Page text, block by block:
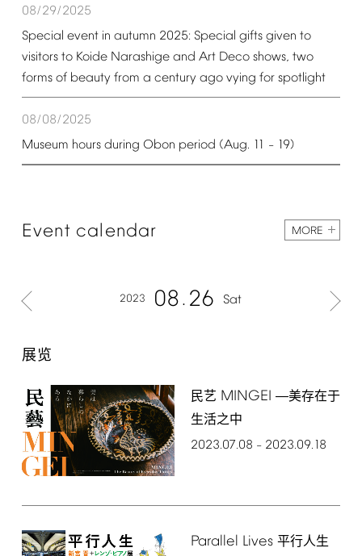
08/29/2025
Special event in autumn 2025: Special gifts given to
visitors to Koide Narashige and Art Deco shows, two
forms of beauty from a century ago vying for spotlight
08/08/2025
Museum hours during Obon period (Aug. 11 – 19)
Event calendar MORE
2023 08 26 Sat
展览
民艺 MINGEI ―美存在于
生活之中
2023.07.08 – 2023.09.18
Parallel Lives平行人生